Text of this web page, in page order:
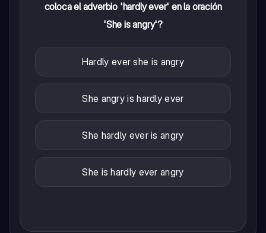
coloca el adverbio 'hardly ever' en la oración
'She is angry'?
Hardly ever she is angry
She angry is hardly ever
She hardly ever is angry
She is hardly ever angry